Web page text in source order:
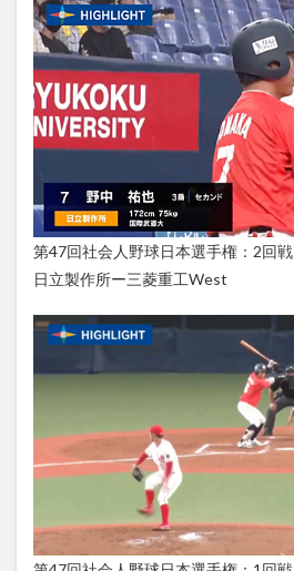
第47回社会人野球日本選手権：2回戦
日立製作所ー三菱重工West